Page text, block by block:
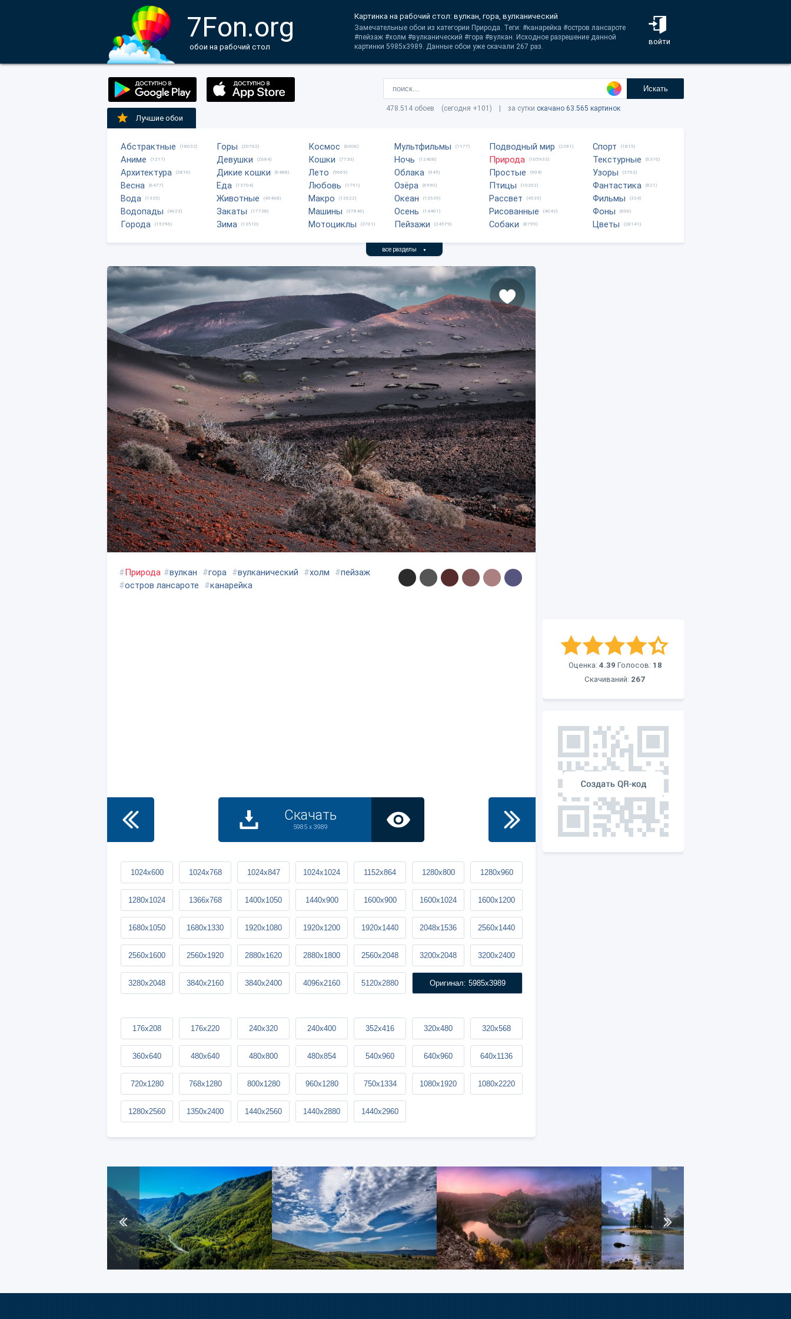
7Fon.org
обои на рабочий стол
войти
Картинка на рабочий стол: вулкан, гора, вулканический
Замечательные обои из категории Природа. Теги: #канарейка #остров лансароте
#пейзаж #холм #вулканический #гора #вулкан. Исходное разрешение данной
картинки 5985x3989. Данные обои уже скачали 267 раз.
Искать
478.514 обоев (сегодня +101) | за сутки скачано 63.565 картинок
Лучшие обои
Абстрактные (18032)
Аниме (1217)
Архитектура (2816)
Весна (6477)
Вода (1335)
Водопады (4623)
Города (15296)
Горы (20702)
Девушки (2684)
Дикие кошки (6488)
Еда (13704)
Животные (49468)
Закаты (17738)
Зима (13510)
Космос (6006)
Кошки (7730)
Лето (9669)
Любовь (1791)
Макро (12622)
Машины (37846)
Мотоциклы (3701)
Мультфильмы (1177)
Ночь (12408)
Облака (945)
Озёра (6990)
Океан (13539)
Осень (14461)
Пейзажи (24579)
Подводный мир (2281)
Природа (105933)
Простые (904)
Птицы (10202)
Рассвет (4535)
Рисованные (4042)
Собаки (8759)
Спорт (1815)
Текстурные (6376)
Узоры (3762)
Фантастика (821)
Фильмы (334)
Фоны (606)
Цветы (28141)
все разделы ▼
Оценка: 4.39 Голосов: 18
Скачиваний: 267
#Природа #вулкан #гора #вулканический #холм #пейзаж
#остров лансароте #канарейка
Скачать
5985 x 3989
1024x600 1024x768 1024x847 1024x1024 1152x864 1280x800 1280x960
1280x1024 1366x768 1400x1050 1440x900 1600x900 1600x1024 1600x1200
1680x1050 1680x1330 1920x1080 1920x1200 1920x1440 2048x1536 2560x1440
2560x1600 2560x1920 2880x1620 2880x1800 2560x2048 3200x2048 3200x2400
3280x2048 3840x2160 3840x2400 4096x2160 5120x2880 Оригинал: 5985x3989
176x208 176x220 240x320 240x400 352x416 320x480 320x568
360x640 480x640 480x800 480x854 540x960 640x960 640x1136
720x1280 768x1280 800x1280 960x1280 750x1334 1080x1920 1080x2220
1280x2560 1350x2400 1440x2560 1440x2880 1440x2960